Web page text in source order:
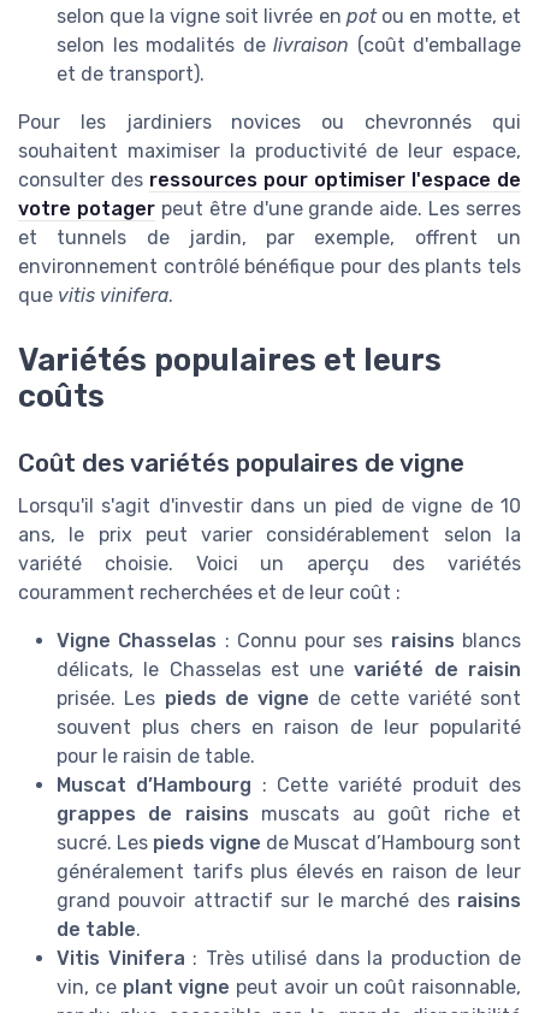
selon que la vigne soit livrée en potou en motte, et
selon les modalités de livraison (coût d'emballage
et de transport).
Pour les jardiniers novices ou chevronnés qui
souhaitent maximiser la productivité de leur espace,
consulter des ressources pour optimiser l'espace de
votre potagerpeut être d'une grande aide. Les serres
et tunnels de jardin, par exemple, offrent un
environnement contrôlé bénéfique pour des plants tels
que vitis vinifera.
Variétés populaires et leurs
coûts
Coût des variétés populaires de vigne
Lorsqu'il s'agit d'investir dans un pied de vigne de 10
ans, le prix peut varier considérablement selon la
variété choisie. Voici un aperçu des variétés
couramment recherchées et de leur coût :
Vigne Chasselas : Connu pour ses raisins blancs
délicats, le Chasselas est unevariété de raisin
prisée. Les pieds de vigne de cette variété sont
souvent plus chers en raison de leur popularité
pour le raisin de table.
Muscat d’Hambourg : Cette variété produit des
grappes de raisins muscats au goût riche et
sucré. Les pieds vigne de Muscat d’Hambourg sont
généralement tarifs plus élevés en raison de leur
grand pouvoir attractif sur le marché des raisins
de table.
Vitis Vinifera : Très utilisé dans la production de
vin, ce plant vigne peut avoir un coût raisonnable,